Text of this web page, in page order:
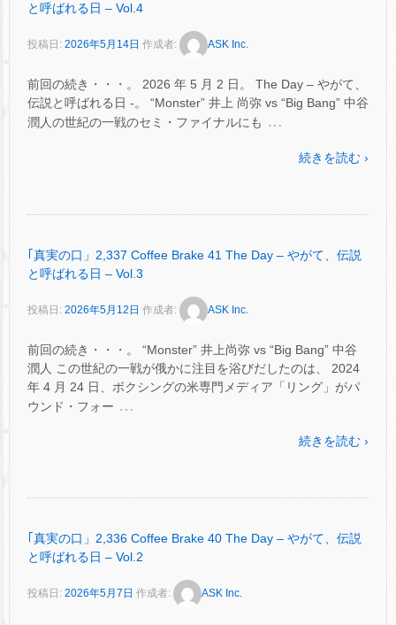
と呼ばれる日 – Vol.4
投稿日: 2026年5月14日 作成者: ASK Inc.
前回の続き・・・。 2026 年 5 月 2 日。 The Day – やがて、
伝説と呼ばれる日 -。 “Monster” 井上 尚弥 vs “Big Bang” 中谷
潤人の世紀の一戦のセミ・ファイナルにも …
続きを読む ›
｢真実の口」2,337 Coffee Brake 41 The Day – やがて、伝説
と呼ばれる日 – Vol.3
投稿日: 2026年5月12日 作成者: ASK Inc.
前回の続き・・・。 “Monster” 井上尚弥 vs “Big Bang” 中谷
潤人 この世紀の一戦が俄かに注目を浴びだしたのは、 2024
年 4 月 24 日、ボクシングの米専門メディア「リング」がパ
ウンド・フォー …
続きを読む ›
｢真実の口」2,336 Coffee Brake 40 The Day – やがて、伝説
と呼ばれる日 – Vol.2
投稿日: 2026年5月7日 作成者: ASK Inc.